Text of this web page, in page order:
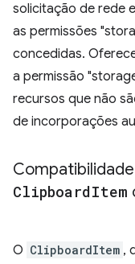
solicitação de rede
as permissões
concedidas.
a permissão
recursos que não
de incorporações
ClipboardItem
O ClipboardItem ,